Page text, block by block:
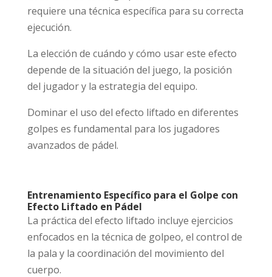
requiere una técnica específica para su correcta
ejecución.
La elección de cuándo y cómo usar este efecto
depende de la situación del juego, la posición
del jugador y la estrategia del equipo.
Dominar el uso del efecto liftado en diferentes
golpes es fundamental para los jugadores
avanzados de pádel.
Entrenamiento Específico para el Golpe con
Efecto Liftado en Pádel
La práctica del efecto liftado incluye ejercicios
enfocados en la técnica de golpeo, el control de
la pala y la coordinación del movimiento del
cuerpo.